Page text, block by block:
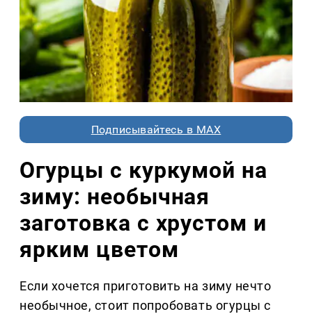
Подписывайтесь в MAX
Огурцы с куркумой на
зиму: необычная
заготовка с хрустом и
ярким цветом
Если хочется приготовить на зиму нечто
необычное, стоит попробовать огурцы с